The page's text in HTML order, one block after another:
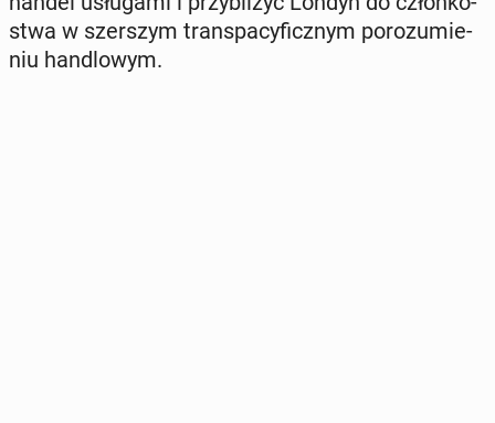
stwa w szer­szym trans­pa­cy­ficz­nym po­ro­zu­mie­
niu han­dlo­wym.